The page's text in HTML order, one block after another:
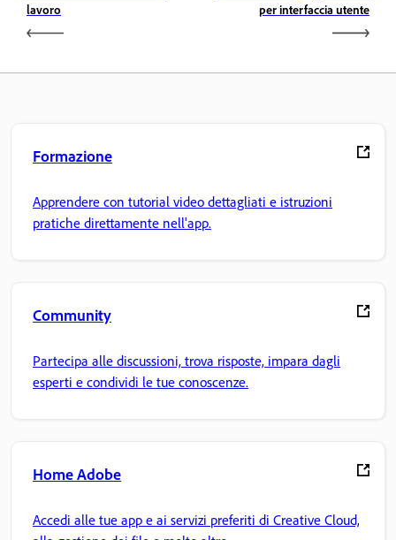
lavoro
per interfaccia utente
Formazione
Apprendere con tutorial video dettagliati e istruzioni
pratiche direttamente nell'app.
Community
Partecipa alle discussioni, trova risposte, impara dagli
esperti e condividi le tue conoscenze.
Home Adobe
Accedi alle tue app e ai servizi preferiti di Creative Cloud,